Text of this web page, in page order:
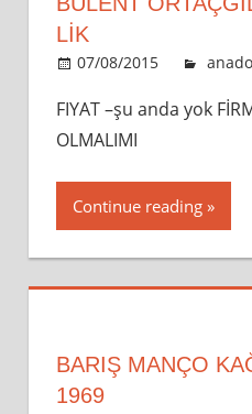
LİK
07/08/2015
FIYAT –şu anda yok
OLMALIMI
Continue reading
BARIŞ MANÇO
1969